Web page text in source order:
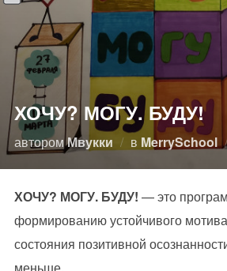
ХОЧУ? МОГУ. БУДУ!
авторомМвукки в MerrySchool
ХОЧУ? МОГУ. БУДУ! — это
формированию устойчивого
состояния позитивной